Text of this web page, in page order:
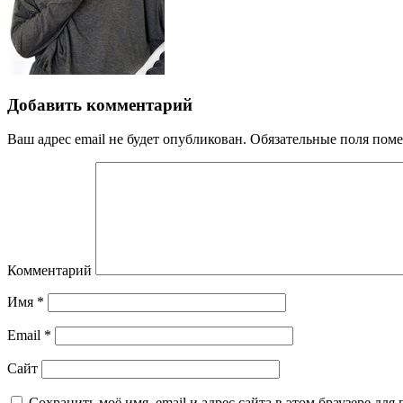
Добавить комментарий
Ваш адрес email не будет опубликован. Обязательные поля
Комментарий
Имя *
Email *
Сайт